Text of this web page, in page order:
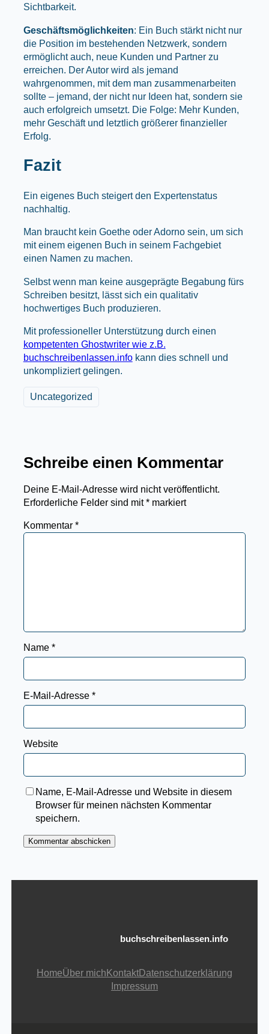
Sichtbarkeit.
Geschäftsmöglichkeiten: Ein Buch stärkt nicht nur
die Position im bestehenden Netzwerk, sondern
ermöglicht auch, neue Kunden und Partner zu
erreichen. Der Autor wird als jemand
wahrgenommen, mit dem man zusammenarbeiten
sollte – jemand, der nicht nur Ideen hat, sondern sie
auch erfolgreich umsetzt. Die Folge: Mehr Kunden,
mehr Geschäft und letztlich größerer finanzieller
Erfolg.
Fazit
Ein eigenes Buch steigert den Expertenstatus
nachhaltig.
Man braucht kein Goethe oder Adorno sein, um sich
mit einem eigenen Buch in seinem Fachgebiet
einen Namen zu machen.
Selbst wenn man keine ausgeprägte Begabung fürs
Schreiben besitzt, lässt sich ein qualitativ
hochwertiges Buch produzieren.
Mit professioneller Unterstützung durch einen
kompetenten Ghostwriter wie z.B.
buchschreibenlassen.infokann dies schnell und
unkompliziert gelingen.
Uncategorized
Schreibe einen Kommentar
Deine E-Mail-Adresse wird nicht veröffentlicht.
Erforderliche Felder sind mit*markiert
Kommentar *
Name *
E-Mail-Adresse *
Website
Name, E-Mail-Adresse und Website in diesem
Browser für meinen nächsten Kommentar
speichern.
buchschreibenlassen.info
HomeÜber mich KontaktDatenschutzerklärung
Impressum